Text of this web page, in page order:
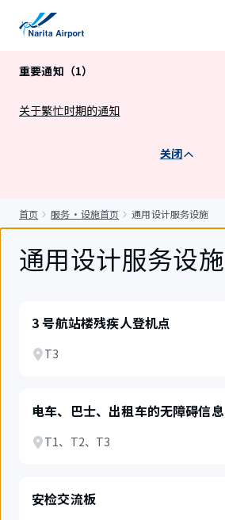
重要通知（1）
关于繁忙时期的通知
关闭
首页 服务・设施首页 通用设计服务设施
通用设计服务设施
3 号航站楼残疾人登机点
T3
电车、巴士、出租车的无障碍信息
T1、T2、T3
安检交流板